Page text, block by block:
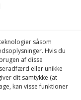
såsom
Hvis du
af ​​disse
eller unikke
dit samtykke (at
kan visse funktioner